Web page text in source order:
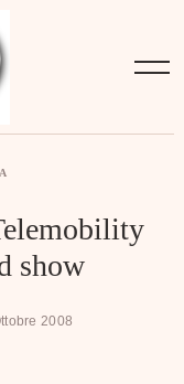
show
2008